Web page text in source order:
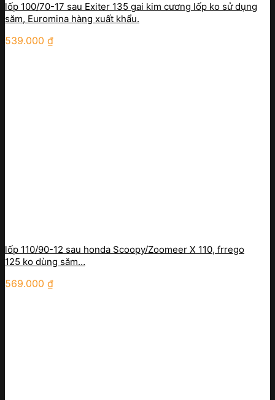
lốp 100/70-17 sau Exiter 135 gai kim cương lốp ko sử dụng
săm, Euromina hàng xuất khẩu.
539.000 ₫
lốp 110/90-12 sau honda Scoopy/Zoomeer X 110, frrego
125 ko dùng săm…
569.000 ₫